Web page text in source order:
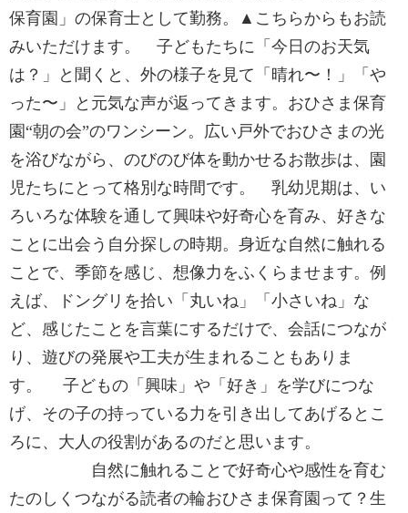
保育園」の保育士として勤務。▲こちらからもお読
みいただけます。 子どもたちに「今日のお天気
は？」と聞くと、外の様子を見て「晴れ〜！」「や
った〜」と元気な声が返ってきます。おひさま保育
園“朝の会”のワンシーン。広い戸外でおひさまの光
を浴びながら、のびのび体を動かせるお散歩は、園
児たちにとって格別な時間です。 乳幼児期は、い
ろいろな体験を通して興味や好奇心を育み、好きな
ことに出会う自分探しの時期。身近な自然に触れる
ことで、季節を感じ、想像力をふくらませます。例
えば、ドングリを拾い「丸いね」「小さいね」な
ど、感じたことを言葉にするだけで、会話につなが
り、遊びの発展や工夫が生まれることもありま
す。 子どもの「興味」や「好き」を学びにつな
げ、その子の持っている力を引き出してあげるとこ
ろに、大人の役割があるのだと思います。
自然に触れることで好奇心や感性を育む
たのしくつながる読者の輪おひさま保育園って？生